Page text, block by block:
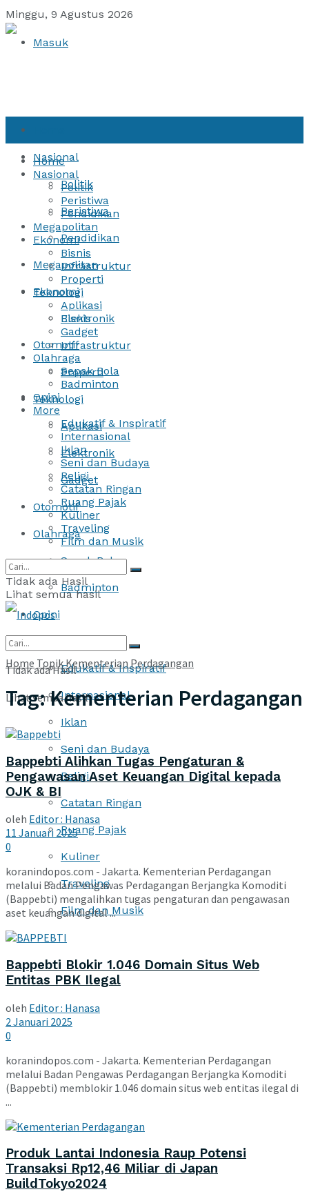
Minggu, 9 Agustus 2026
Masuk
Nasional
Politik
Peristiwa
Pendidikan
Megapolitan
Ekonomi
Bisnis
Infrastruktur
Properti
Teknologi
Aplikasi
Elektronik
Gadget
Otomotif
Olahraga
Sepak Bola
Badminton
Opini
Edukatif & Inspiratif
Internasional
Iklan
Seni dan Budaya
Religi
Catatan Ringan
Ruang Pajak
Kuliner
Traveling
Film dan Musik
Home
Nasional
Politik
Peristiwa
Pendidikan
Megapolitan
Ekonomi
Bisnis
Infrastruktur
Properti
Teknologi
Aplikasi
Elektronik
Gadget
Otomotif
Olahraga
Sepak Bola
Badminton
Opini
More
Edukatif & Inspiratif
Internasional
Iklan
Seni dan Budaya
Religi
Catatan Ringan
Ruang Pajak
Kuliner
Traveling
Film dan Musik
Tidak ada Hasil
Lihat semua hasil
Tidak ada Hasil
Lihat semua hasil
Home TopikKementerian Perdagangan
Tag:Kementerian Perdagangan
Bappebti Alihkan Tugas Pengaturan &
Pengawasan Aset Keuangan Digital kepada
OJK & BI
oleh Editor : Hanasa
11 Januari 2025
0
koranindopos.com - Jakarta. Kementerian Perdagangan
melalui Badan Pengawas Perdagangan Berjangka Komoditi
(Bappebti) mengalihkan tugas pengaturan dan pengawasan
aset keuangan digital ...
Bappebti Blokir 1.046 Domain Situs Web
Entitas PBK Ilegal
oleh Editor : Hanasa
2 Januari 2025
0
koranindopos.com - Jakarta. Kementerian Perdagangan
melalui Badan Pengawas Perdagangan Berjangka Komoditi
(Bappebti) memblokir 1.046 domain situs web entitas ilegal di
...
Produk Lantai Indonesia Raup Potensi
Transaksi Rp12,46 Miliar di Japan
BuildTokyo2024